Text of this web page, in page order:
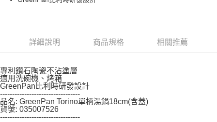
後付繳納相關費用。
客戶支援中心」https://netprotections.freshdesk.com/support/home
【注意事項】
易，需依本服務之必要範圍內提供個人資料，並將交易相關給付款項請求債
權轉讓予恩沛科技股份有限公司。
２．關於個人資料處理事宜，請瀏覽以下網址：
詳細說明 商品規格 相關推薦
專利鑽石陶瓷不沾塗層
適用洗碗機、烤箱
GreenPan比利時研發設計
---------------------------------
品名: GreenPan Torino單柄湯鍋18cm(含蓋)
貨號: 035007526
---------------------------------